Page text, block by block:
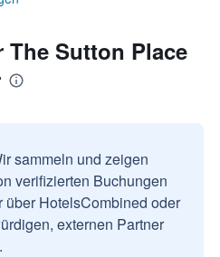
Sutton Place
sammeln und zeigen
verifizierten Buchungen
über HotelsCombined oder
externen Partner